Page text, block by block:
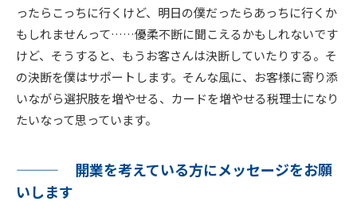
ったらこっちに行くけど、明日の僕だったらあっちに行くか
もしれませんって……優柔不断に聞こえるかもしれないです
けど、そうすると、もうお客さんは決断していたりする。そ
の決断を僕はサポートします。そんな風に、お客様に寄り添
いながら選択肢を増やせる、カードを増やせる税理士になり
たいなって思っています。
開業を考えている方にメッセージをお願
いします